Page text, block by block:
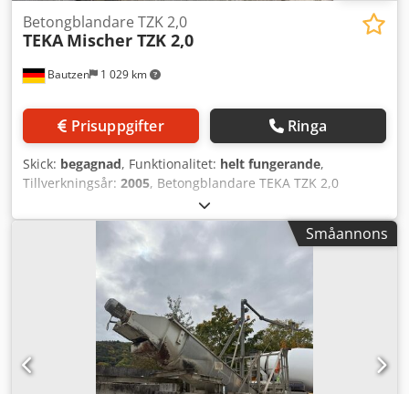
Bautzen 1 029 km
Betongblandare TZK 2,0
TEKA Mischer TZK 2,0
Prisuppgifter Ringa
Skick: begagnad, Funktionalitet: helt fungerande,
Tillverkningsår: 2005, Betongblandare TEKA TZK 2,0
Blandningskapacitet: 2 m³ Codsywn T Tepfx Amvsrf
Keramisk invändig beklädnad Ännu inte demonterad
Småannons